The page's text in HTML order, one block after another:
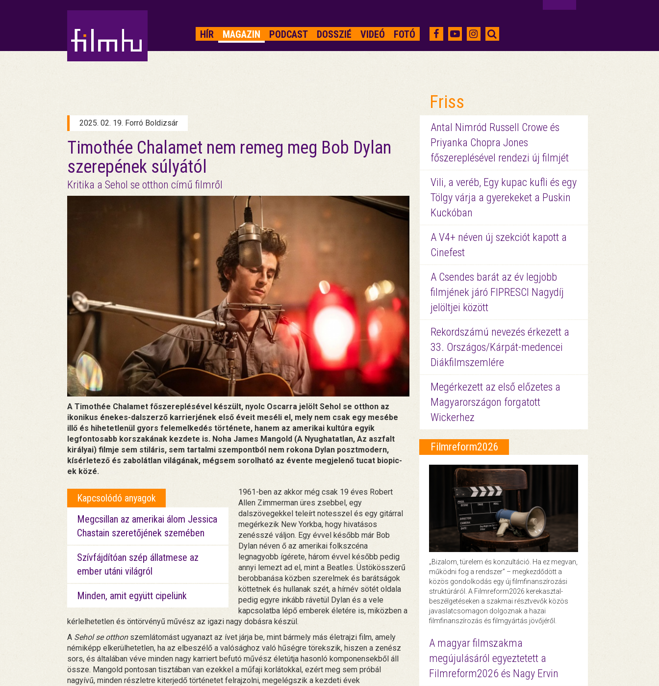
HÍR MAGAZIN PODCAST DOSSZIÉ VIDEÓ FOTÓ
2025. 02. 19. Forró Boldizsár
Timothée Chalamet nem remeg meg Bob Dylan
szerepének súlyától
Kritika a Sehol se otthon című filmről
A Timothée Chalamet főszereplésével készült, nyolc Oscarra jelölt Sehol se otthon az
ikonikus énekes-dalszerző karrierjének első éveit meséli el, mely nem csak egy mesébe
illő és hihetetlenül gyors felemelkedés története, hanem az amerikai kultúra egyik
legfontosabb korszakának kezdete is. Noha James Mangold (A Nyughatatlan, Az aszfalt
királyai) filmje sem stiláris, sem tartalmi szempontból nem rokona Dylan posztmodern,
kísérletező és zabolátlan világának, mégsem sorolható az évente megjelenő tucat biopic-
ek közé.
Kapcsolódó anyagok
Megcsillan az amerikai álom Jessica
Chastain szeretőjének szemében
Szívfájdítóan szép állatmese az
ember utáni világról
Minden, amit együtt cipelünk
1961-ben az akkor még csak 19 éves Robert
Allen Zimmerman üres zsebbel, egy
dalszövegekkel teleírt notesszel és egy gitárral
megérkezik New Yorkba, hogy hivatásos
zenésszé váljon. Egy évvel később már Bob
Dylan néven ő az amerikai folkszcéna
legnagyobb ígérete, három évvel később pedig
annyi lemezt ad el, mint a Beatles. Üstökösszerű
berobbanása közben szerelmek és barátságok
köttetnek és hullanak szét, a hírnév sötét oldala
pedig egyre inkább rávetül Dylan és a vele
kapcsolatba lépő emberek életére is, miközben a
kérlelhetetlen és öntörvényű művész az igazi nagy dobásra készül.
A Sehol se otthonszemlátomást ugyanazt az ívet járja be, mint bármely más életrajzi film, amely
némiképp elkerülhetetlen, ha az elbeszélő a valósághoz való hűségre törekszik, hiszen a zenész
sors, és általában véve minden nagy karriert befutó művész életútja hasonló komponensekből áll
össze. Mangold pontosan tisztában van ezekkel a műfaji korlátokkal, ezért meg sem próbál
nagyívű, minden részletre kiterjedő történetet felrajzolni, megelégszik a kezdeti évek
Friss
Antal Nimród Russell Crowe és
Priyanka Chopra Jones
főszereplésével rendezi új filmjét
Vili, a veréb, Egy kupac kufli és egy
Tölgy várja a gyerekeket a Puskin
Kuckóban
A V4+ néven új szekciót kapott a
Cinefest
A Csendes barát az év legjobb
filmjének járó FIPRESCI Nagydíj
jelöltjei között
Rekordszámú nevezés érkezett a
33. Országos/Kárpát-medencei
Diákfilmszemlére
Megérkezett az első előzetes a
Magyarországon forgatott
Wickerhez
Filmreform2026
„Bizalom, türelem és konzultáció. Ha ez megvan,
működni fog a rendszer” – megkezdődött a
közös gondolkodás egy új filmfinanszírozási
struktúráról. A Filmreform2026 kerekasztal-
beszélgetéseken a szakmai résztvevők közös
javaslatcsomagon dolgoznak a hazai
filmfinanszírozás és filmgyártás jövőjéről.
A magyar filmszakma
megújulásáról egyeztetett a
Filmreform2026 és Nagy Ervin